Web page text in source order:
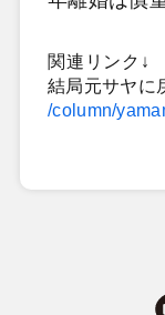
関連リンク↓
結局元サヤに
/column/